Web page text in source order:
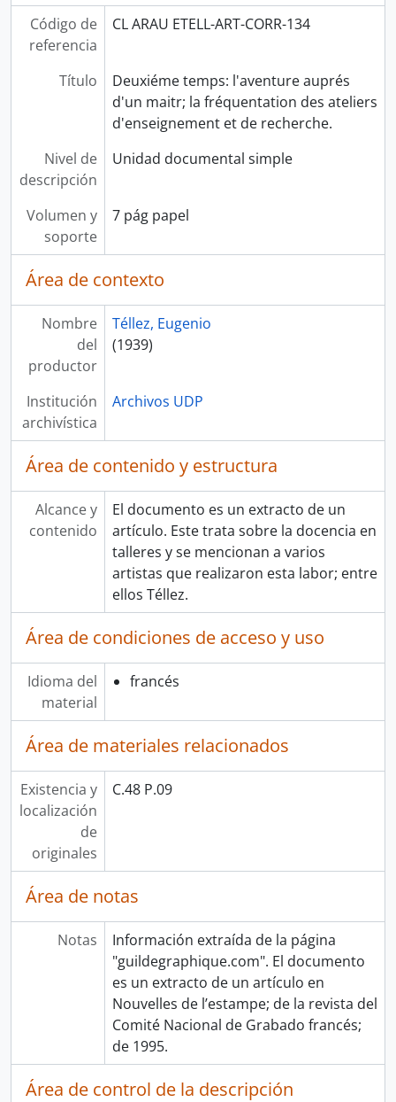
Código de
referencia
CL ARAU ETELL-ART-CORR-134
Título
Deuxiéme temps: l'aventure auprés
d'un maitr; la fréquentation des ateliers
d'enseignement et de recherche.
Nivel de
descripción
Unidad documental simple
Volumen y
soporte
7 pág papel
Área de contexto
Nombre
del
productor
Téllez, Eugenio
(1939)
Institución
archivística
Archivos UDP
Área de contenido y estructura
Alcance y
contenido
El documento es un extracto de un
artículo. Este trata sobre la docencia en
talleres y se mencionan a varios
artistas que realizaron esta labor; entre
ellos Téllez.
Área de condiciones de acceso y uso
Idioma del
material
francés
Área de materiales relacionados
Existencia y
localización
de
originales
C.48 P.09
Área de notas
Notas
Información extraída de la página
"guildegraphique.com". El documento
es un extracto de un artículo en
Nouvelles de l’estampe; de la revista del
Comité Nacional de Grabado francés;
de 1995.
Área de control de la descripción